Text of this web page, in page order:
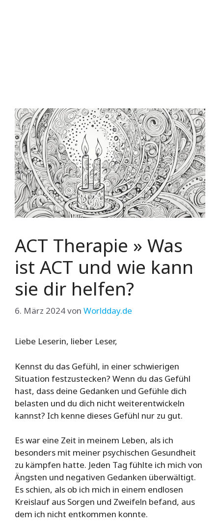
ACT Therapie » Was
ist ACT und wie kann
sie dir helfen?
6. März 2024von Worldday.de
Liebe Leserin, lieber Leser,
Kennst du das Gefühl, in einer schwierigen
Situation festzustecken? Wenn du das Gefühl
hast, dass deine Gedanken und Gefühle dich
belasten und du dich nicht weiterentwickeln
kannst? Ich kenne dieses Gefühl nur zu gut.
Es war eine Zeit in meinem Leben, als ich
besonders mit meiner psychischen Gesundheit
zu kämpfen hatte. Jeden Tag fühlte ich mich von
Ängsten und negativen Gedanken überwältigt.
Es schien, als ob ich mich in einem endlosen
Kreislauf aus Sorgen und Zweifeln befand, aus
dem ich nicht entkommen konnte.